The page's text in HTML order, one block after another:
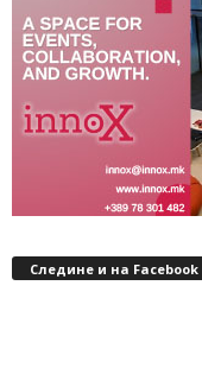
Следине и на Facebook